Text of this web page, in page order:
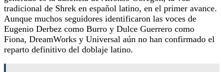
tradicional de Shrek en español latino, en el primer avance.
Aunque muchos seguidores identificaron las voces de
Eugenio Derbez como Burro y Dulce Guerrero como
Fiona, DreamWorks y Universal aún no han confirmado el
reparto definitivo del doblaje latino.